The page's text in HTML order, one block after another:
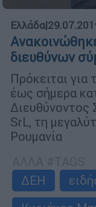
Ελλάδα|
διευθύνων
Πρόκειται για
έως σήμερα
Διευθύνοντος
SrL, τη
Ρουμανία
ΔΕΗ